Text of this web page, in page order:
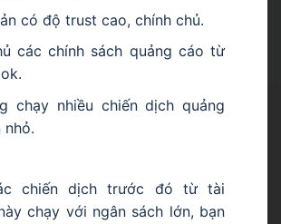
có độ trust cao, chính chủ.
các chính sách quảng cáo từ
chạy nhiều chiến dịch quảng
nhỏ.
chiến dịch trước đó từ tài
chạy với ngân sách lớn, bạn